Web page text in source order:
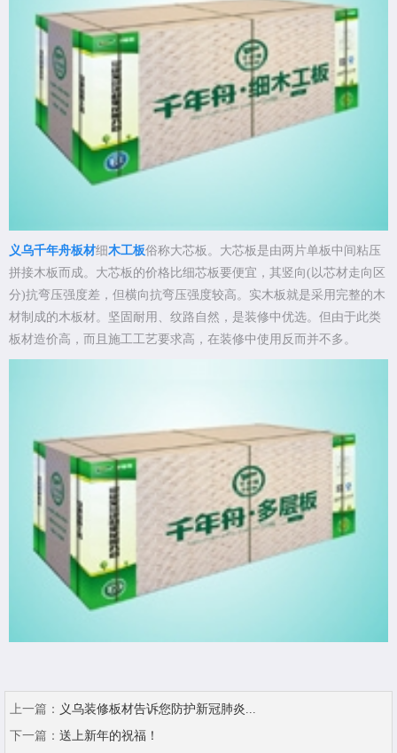
义乌千年舟板材细木工板俗称大芯板。大芯板是由两片单板中间粘压
拼接木板而成。大芯板的价格比细芯板要便宜，其竖向(以芯材走向区
分)抗弯压强度差，但横向抗弯压强度较高。实木板就是采用完整的木
材制成的木板材。坚固耐用、纹路自然，是装修中优选。但由于此类
板材造价高，而且施工工艺要求高，在装修中使用反而并不多。
上一篇： 义乌装修板材告诉您防护新冠肺炎...
下一篇： 送上新年的祝福！